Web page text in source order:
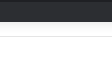
premium du marché !